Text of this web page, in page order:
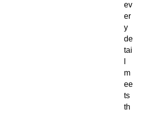
ev
er
y
de
tai
m
ee
ts
th